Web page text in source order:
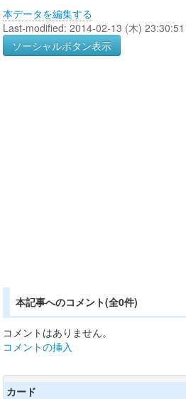
本データを編集する
Last-modified: 2014-02-13 (木)
ソーシャルボタン表示
本記事へのコメント(全0件)
コメントはありません。
コメントの挿入
カード